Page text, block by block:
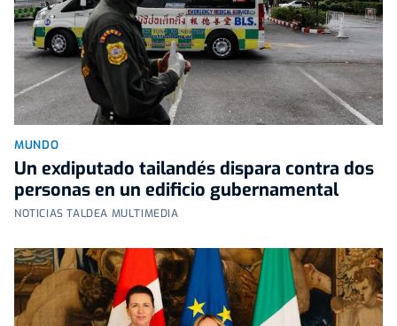
MUNDO
Un exdiputado tailandés dispara contra dos
personas en un edificio gubernamental
NOTICIAS TALDEA MULTIMEDIA